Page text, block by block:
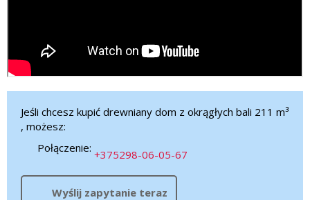
Jeśli chcesz kupić drewniany dom z okrągłych bali 211 m³
, możesz:
Połączenie:
+375298-06-05-67
Wyślij zapytanie teraz